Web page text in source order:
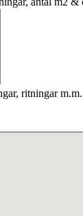
ritningar m.m.